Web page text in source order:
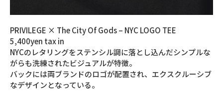
PRIVILEGE × The City Of Gods – NYC LOGO TEE
5,400yen tax in
NYCのレタリングをステンシル調に落とし込んだシンプルな
がらも洗練されたビジュアルが特徴。
バックには両ブランドのロゴが配置され、エクスクルーシブ
なデザインとなっている。